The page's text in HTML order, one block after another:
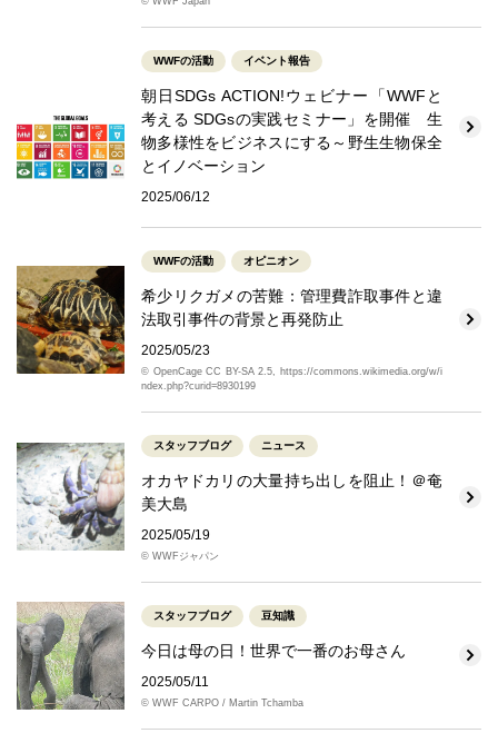
WWFの活動 イベント報告
朝日SDGs ACTION!ウェビナー「WWFと
考える SDGsの実践セミナー」を開催 生
物多様性をビジネスにする～野生生物保全
とイノベーション
2025/06/12
WWFの活動 オピニオン
希少リクガメの苦難：管理費詐取事件と違
法取引事件の背景と再発防止
2025/05/23
© OpenCage CC BY-SA 2.5, https://commons.wikimedia.org/w/i
ndex.php?curid=8930199
スタッフブログ ニュース
オカヤドカリの大量持ち出しを阻止！＠奄
美大島
2025/05/19
© WWFジャパン
スタッフブログ 豆知識
今日は母の日！世界で一番のお母さん
2025/05/11
© WWF CARPO / Martin Tchamba